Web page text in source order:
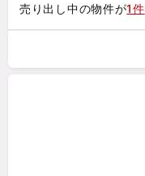
売り出し中の物件が1件